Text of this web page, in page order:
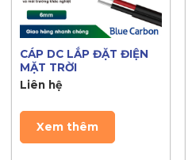
CÁP DC LẮP ĐẶT ĐIỆN
MẶT TRỜI
Liên hệ
Xem thêm